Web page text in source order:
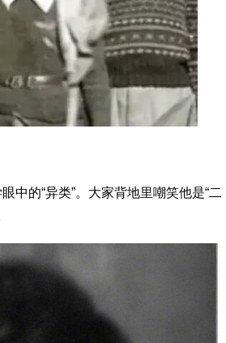
中的“异类”。大家背地里嘲笑他是“二